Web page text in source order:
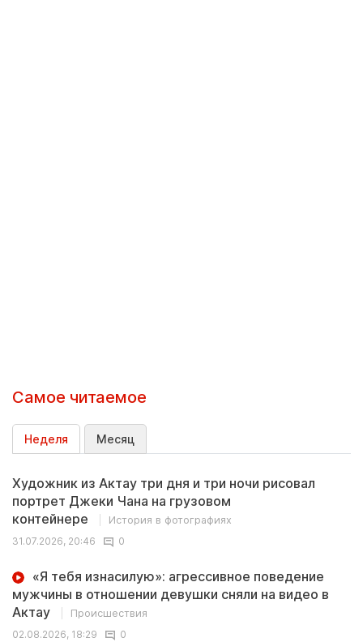
Самое читаемое
Неделя Месяц
Художник из Актау три дня и три ночи рисовал
портрет Джеки Чана на грузовом
контейнере
История в фотографиях
31.07.2026, 20:46
0
«Я тебя изнасилую»: агрессивное поведение
мужчины в отношении девушки сняли на видео в
Актау
Происшествия
02.08.2026, 18:29
0